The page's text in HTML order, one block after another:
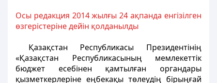
Осы редакция 2014 жылғы 24 ақпанда енгізілген
өзгерістеріне дейін қолданылды
Қазақстан Республикасы Президентінің
«Қазақстан Республикасының мемлекеттік
бюджет есебiнен қамтылған органдары
қызметкерлерiне еңбекақы төлеудiң бiрыңғай